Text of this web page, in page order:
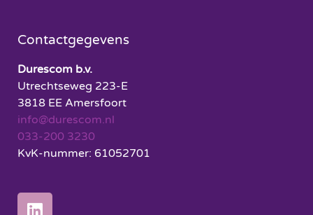
Contactgegevens
Durescom b.v.
Utrechtseweg 223-E
3818 EE Amersfoort
info@durescom.nl
033-200 3230
KvK-nummer: 61052701